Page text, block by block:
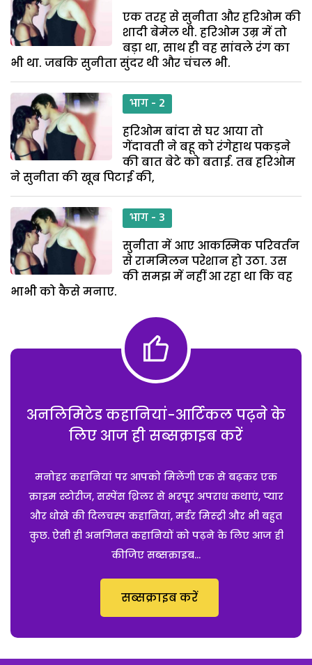
एक तरह से सुनीता और हरिओम की
शादी बेमेल थी. हरिओम उम्र में तो
बड़ा था, साथ ही वह सांवले रंग का
भी था. जबकि सुनीता सुंदर थी और चंचल भी.
भाग - 2
हरिओम बांदा से घर आया तो
गेंदावती ने बहू को रंगेहाथ पकड़ने
की बात बेटे को बताई. तब हरिओम
ने सुनीता की खूब पिटाई की,
भाग - 3
सुनीता में आए आकस्मिक परिवर्तन
से राममिलन परेशान हो उठा. उस
की समझ में नहीं आ रहा था कि वह
भाभी को कैसे मनाए.
अनलिमिटेड कहानियां-आर्टिकल पढ़ने के
लिए आज ही सब्सक्राइब करें
मनोहर कहानियां पर आपको मिलेंगी एक से बढ़कर एक
क्राइम स्टोरीज, सस्पेंस थ्रिलर से भरपूर अपराध कथाएं, प्यार
और धोखे की दिलचस्प कहानियां, मर्डर मिस्ट्री और भी बहुत
कुछ. ऐसी ही अनगिनत कहानियों को पढ़ने के लिए आज ही
कीजिए सब्सक्राइब...
सब्सक्राइब करें